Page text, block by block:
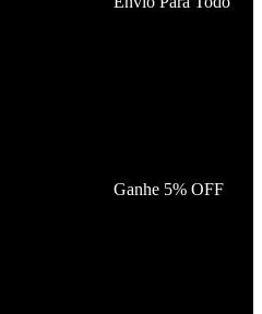
Ganhe 5% OFF